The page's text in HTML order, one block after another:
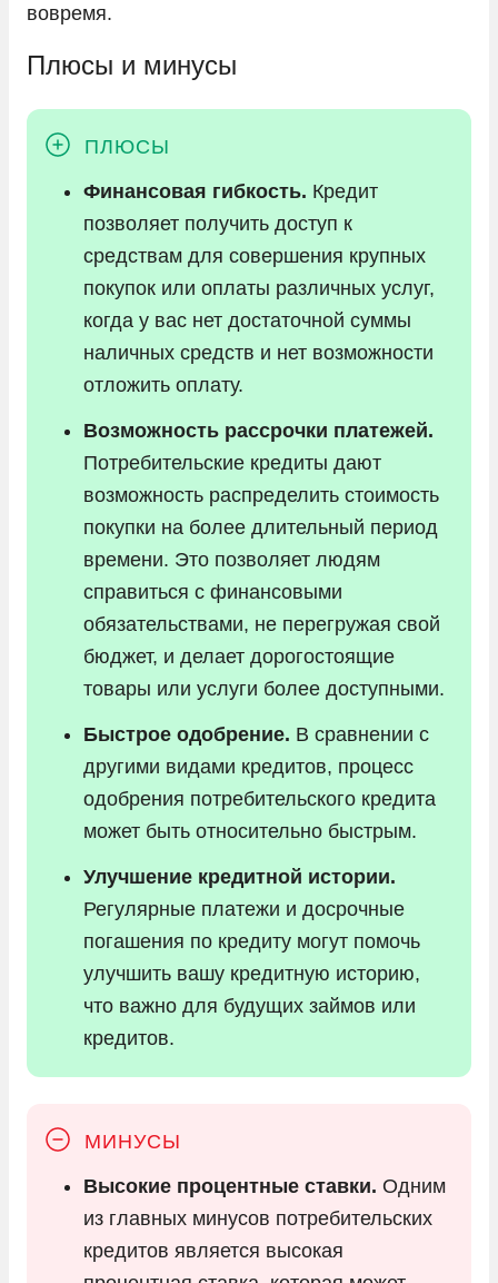
вовремя.
Плюсы и минусы
Финансовая гибкость. Кредит
позволяет получить доступ к
средствам для совершения крупных
покупок или оплаты различных услуг,
когда у вас нет достаточной суммы
наличных средств и нет возможности
отложить оплату.
Возможность рассрочки платежей.
Потребительские кредиты дают
возможность распределить стоимость
покупки на более длительный период
времени. Это позволяет людям
справиться с финансовыми
обязательствами, не перегружая свой
бюджет, и делает дорогостоящие
товары или услуги более доступными.
Быстрое одобрение. В сравнении с
другими видами кредитов, процесс
одобрения потребительского кредита
может быть относительно быстрым.
Улучшение кредитной истории.
Регулярные платежи и досрочные
погашения по кредиту могут помочь
улучшить вашу кредитную историю,
что важно для будущих займов или
кредитов.
Высокие процентные ставки. Одним
из главных минусов потребительских
кредитов является высокая